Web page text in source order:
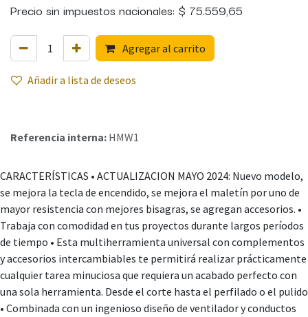
Precio sin impuestos nacionales: $ 75.559,65
Agregar al carrito
Añadir a lista de deseos
Referencia interna: HMW1
CARACTERÍSTICAS • ACTUALIZACION MAYO 2024: Nuevo modelo,
se mejora la tecla de encendido, se mejora el maletín por uno de
mayor resistencia con mejores bisagras, se agregan accesorios. •
Trabaja con comodidad en tus proyectos durante largos períodos
de tiempo • Esta multiherramienta universal con complementos
y accesorios intercambiables te permitirá realizar prácticamente
cualquier tarea minuciosa que requiera un acabado perfecto con
una sola herramienta. Desde el corte hasta el perfilado o el pulido
• Combinada con un ingenioso diseño de ventilador y conductos